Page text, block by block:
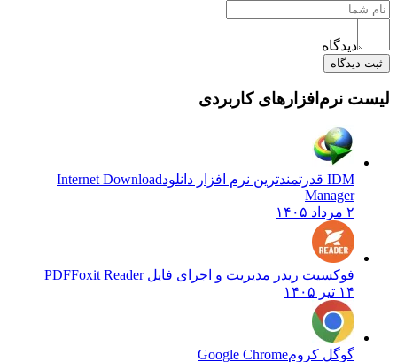
دیدگاه
ثبت دیدگاه
لیست نرم‌افزارهای کاربردی
IDM قدرتمندترین نرم افزار دانلود
Internet Download
Manager
۲ مرداد ۱۴۰۵
فوکسیت ریدر مدیریت و اجرای فایل PDFFoxit Reader
۱۴ تیر ۱۴۰۵
گوگل کرومGoogle Chrome